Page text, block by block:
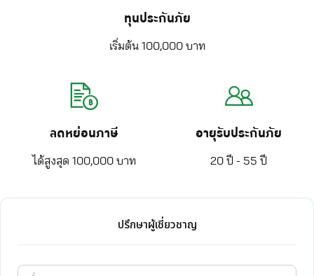
ทุนประกันภัย
เริ่มต้น 100,000 บาท
ลดหย่อนภาษี
ได้สูงสุด 100,000 บาท
อายุรับประกันภัย
20 ปี - 55 ปี
ปรึกษาผู้เชี่ยวชาญ